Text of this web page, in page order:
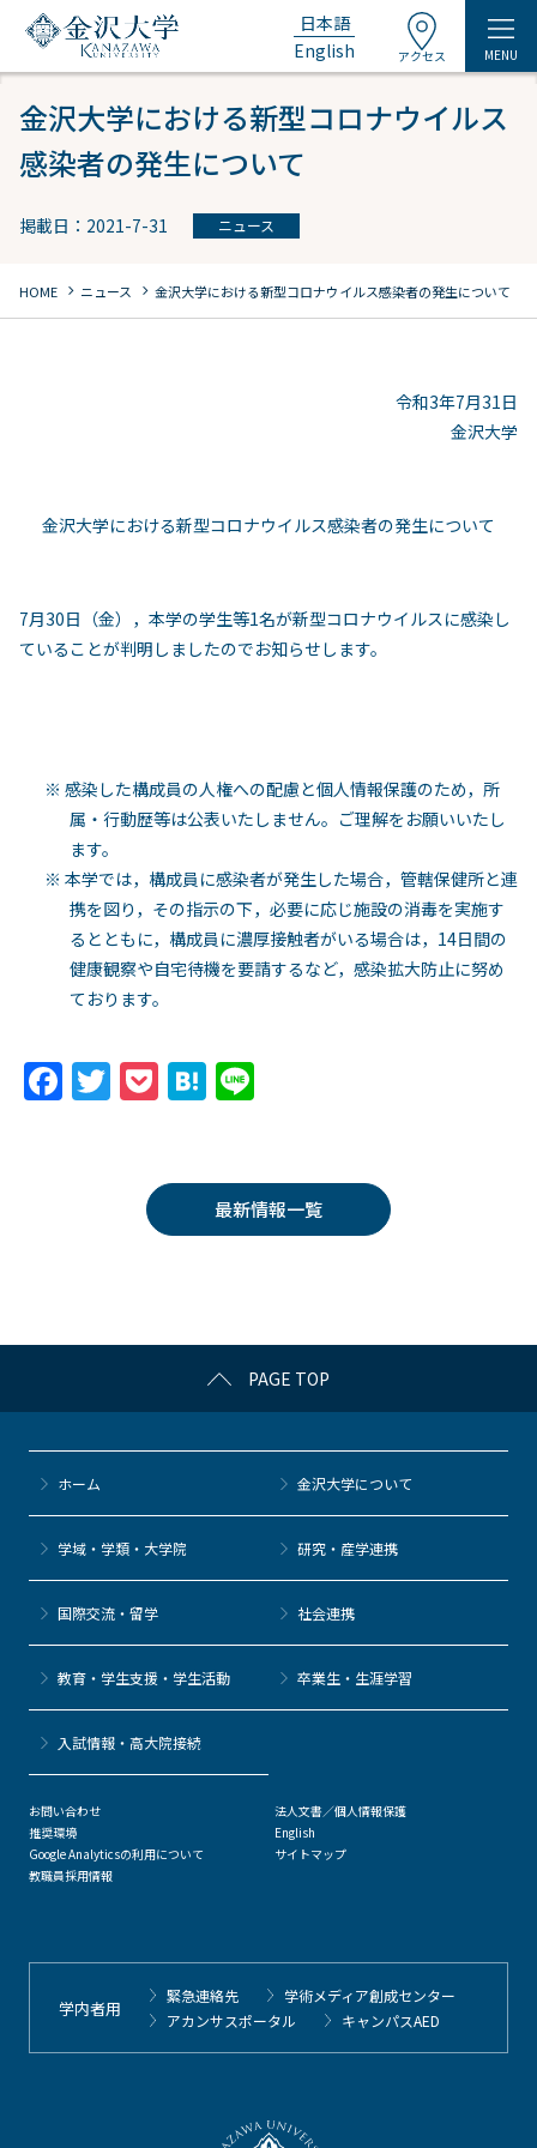
日本語
English
アクセス MENU
金沢大学における新型コロナウイルス
感染者の発生について
掲載日：2021-7-31 ニュース
HOME chevron_right ニュース chevron_right 金沢大学における新型コロナウイルス感染者の発生について
令和3年7月31日
金沢大学
金沢大学における新型コロナウイルス感染者の発生について
7月30日（金），本学の学生等1名が新型コロナウイルスに感染し
ていることが判明しましたのでお知らせします。
※ 感染した構成員の人権への配慮と個人情報保護のため，所
属・行動歴等は公表いたしません。ご理解をお願いいたし
ます。
※ 本学では，構成員に感染者が発生した場合，管轄保健所と連
携を図り，その指示の下，必要に応じ施設の消毒を実施す
るとともに，構成員に濃厚接触者がいる場合は，14日間の
健康観察や自宅待機を要請するなど，感染拡大防止に努め
ております。
F
k
T
er
P
k
et
H
n
a
最新情報一覧
PAGE TOP
ホーム 金沢大学について
学域・学類・大学院 研究・産学連携
国際交流・留学 社会連携
教育・学生支援・学生活動 卒業生・生涯学習
⼊試情報・高大院接続
お問い合わせ
推奨環境
Google Analyticsの利用について
教職員採用情報
法人文書／個人情報保護
English
サイトマップ
学内者用
緊急連絡先
学術メディア創成センター
アカンサスポータル
キャンパスAED